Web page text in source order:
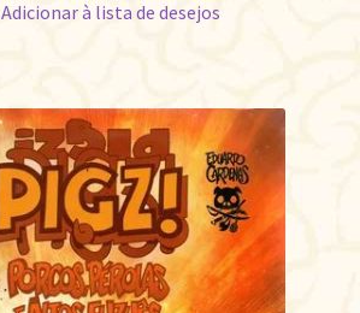
Adicionar à lista de desejos